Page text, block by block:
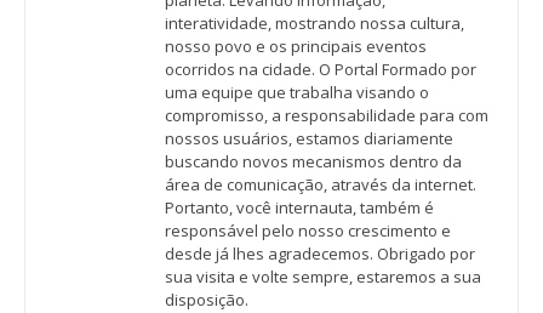
interatividade, mostrando nossa cultura,
nosso povo e os principais eventos
ocorridos na cidade. O Portal Formado por
uma equipe que trabalha visando o
compromisso, a responsabilidade para com
nossos usuários, estamos diariamente
buscando novos mecanismos dentro da
área de comunicação, através da internet.
Portanto, você internauta, também é
responsável pelo nosso crescimento e
desde já lhes agradecemos. Obrigado por
sua visita e volte sempre, estaremos a sua
disposição.